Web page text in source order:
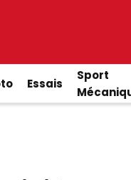
Essais
Sport